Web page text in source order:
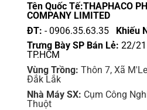
Tên Quốc Tế:THAPHACO
COMPANY LIMITED
ĐT: - 0906.35.63.35 Khiếu
Trưng Bày SP Bán Lẻ: 22/21
TP.HCM
Vùng Trồng: Thôn 7, Xã
Đắk Lắk
Nhà Máy SX: Cụm Công
Thuột